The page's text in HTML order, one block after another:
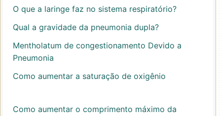
O que a laringe faz no sistema respiratório?
Qual a gravidade da pneumonia dupla?
Mentholatum de congestionamento Devido a
Pneumonia
Como aumentar a saturação de oxigênio
Como aumentar o comprimento máximo da